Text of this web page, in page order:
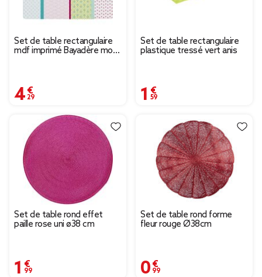
Set de table rectangulaire
mdf imprimé Bayadère motif
4,29 €
Set de table rectangulaire
plastique tressé vert anis
1,59 €
Set de table rond effet
paille rose uni ø38 cm
1,99 €
Set de table rond forme
fleur rouge Ø38cm
0,99 €